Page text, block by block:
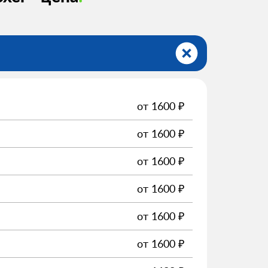
от 1600 ₽
от 1600 ₽
от 1600 ₽
от 1600 ₽
от 1600 ₽
от 1600 ₽